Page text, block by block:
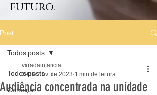
futuro.
Post
Todos posts
Começar
Todos posts
Audiência concentrada na unidade
varadainfancia
29 de nov. de 2023 1 min de leitura